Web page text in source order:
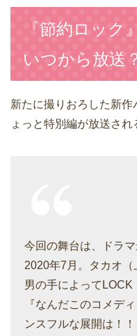
『節約ロック
いつから放送
新たに撮りおろした新
ょっと特別編が放送され
今回の舞台は、ドラ
2020年7月。タカオ
男の手によってLOCK
『なんだこのコメデ
ンスフルな展開は！！